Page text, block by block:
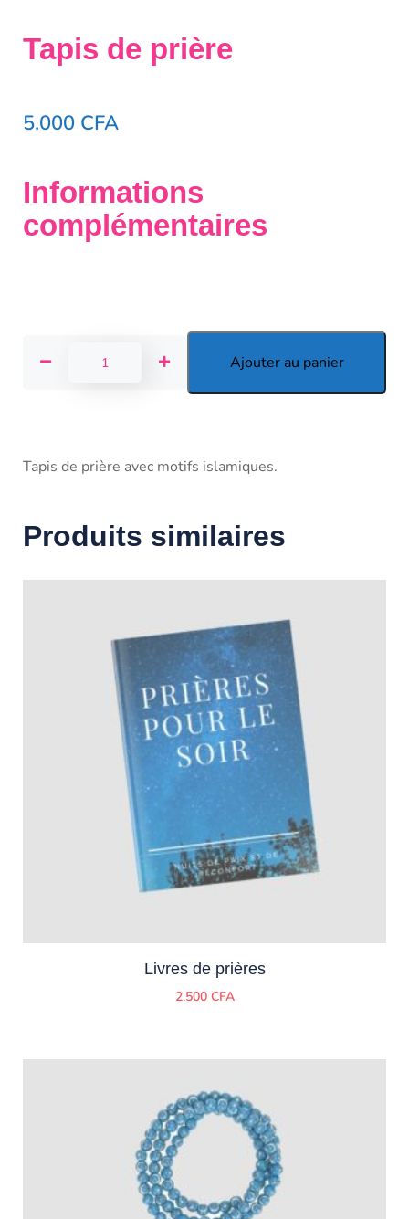
Tapis de prière
5.000 CFA
Informations
complémentaires
Ajouter au panier
Tapis de prière avec motifs islamiques.
Produits similaires
Livres de prières
2.500 CFA